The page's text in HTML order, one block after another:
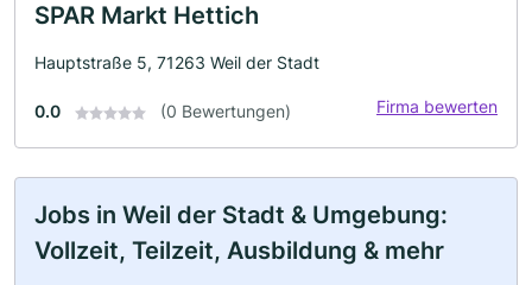
SPAR Markt Hettich
Hauptstraße 5, 71263 Weil der Stadt
0.0 (0 Bewertungen) Firma bewerten
Jobs in Weil der Stadt & Umgebung:
Vollzeit, Teilzeit, Ausbildung & mehr